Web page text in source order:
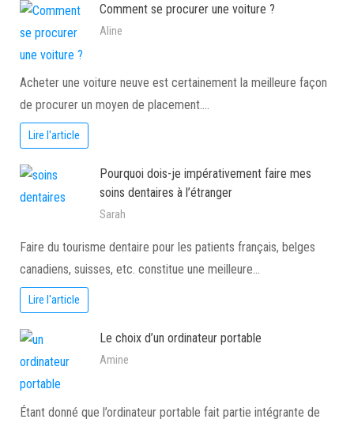
Comment se procurer une voiture ?
Aline
Acheter une voiture neuve est certainement la meilleure façon
de procurer un moyen de placement.…
Lire l'article
Pourquoi dois-je impérativement faire mes
soins dentaires à l’étranger
Sarah
Faire du tourisme dentaire pour les patients français, belges
canadiens, suisses, etc. constitue une meilleure…
Lire l'article
Le choix d’un ordinateur portable
Amine
Étant donné que l’ordinateur portable fait partie intégrante de